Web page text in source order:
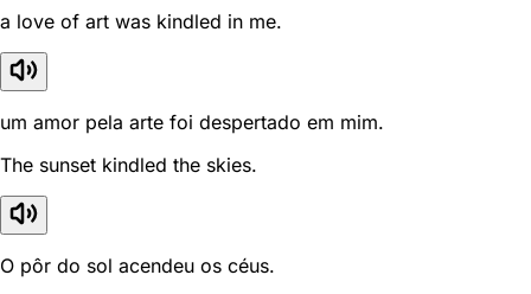
a love of art was kindled in me.
um amor pela arte foi despertado em mim.
The sunset kindled the skies.
O pôr do sol acendeu os céus.